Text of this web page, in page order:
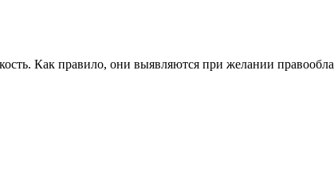
Как правило, они выявляются при желании